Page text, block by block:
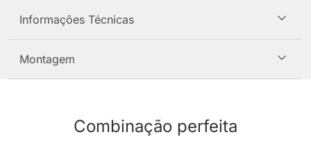
Informações Técnicas
Montagem
Combinação perfeita